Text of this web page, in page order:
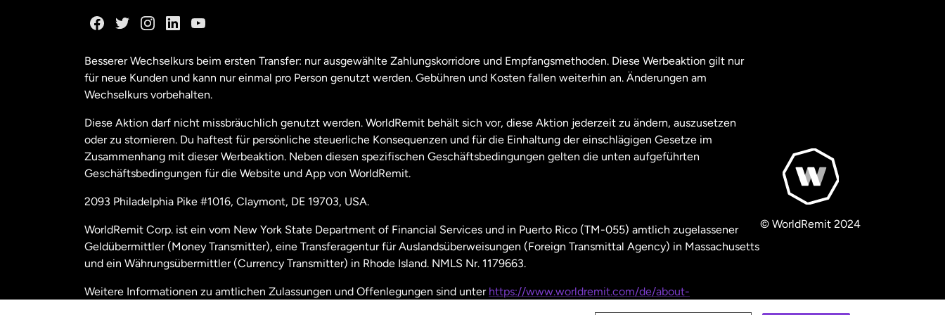
Malaysia
Neuseeland
Niederlande
Schweden
Spanien
Besserer Wechselkurs beim ersten Transfer: nur ausgewählte Zahlungskorridore und Empfangsmethoden. Diese Werbeaktion gilt nur
für neue Kunden und kann nur einmal pro Person genutzt werden. Gebühren und Kosten fallen weiterhin an. Änderungen am
Wechselkurs vorbehalten.
Diese Aktion darf nicht missbräuchlich genutzt werden. WorldRemit behält sich vor, diese Aktion jederzeit zu ändern, auszusetzen
oder zu stornieren. Du haftest für persönliche steuerliche Konsequenzen und für die Einhaltung der einschlägigen Gesetze im
Zusammenhang mit dieser Werbeaktion. Neben diesen spezifischen Geschäftsbedingungen gelten die unten aufgeführten
Geschäftsbedingungen für die Website und App von WorldRemit.
2093 Philadelphia Pike #1016, Claymont, DE 19703, USA.
WorldRemit Corp. ist ein vom New York State Department of Financial Services und in Puerto Rico (TM-055) amtlich zugelassener
Geldübermittler (Money Transmitter), eine Transferagentur für Auslandsüberweisungen (Foreign Transmittal Agency) in Massachusetts
und ein Währungsübermittler (Currency Transmitter) in Rhode Island. NMLS Nr. 1179663.
Weitere Informationen zu amtlichen Zulassungen und Offenlegungen sind unter https://www.worldremit.com/de/about-
© WorldRemit 2024